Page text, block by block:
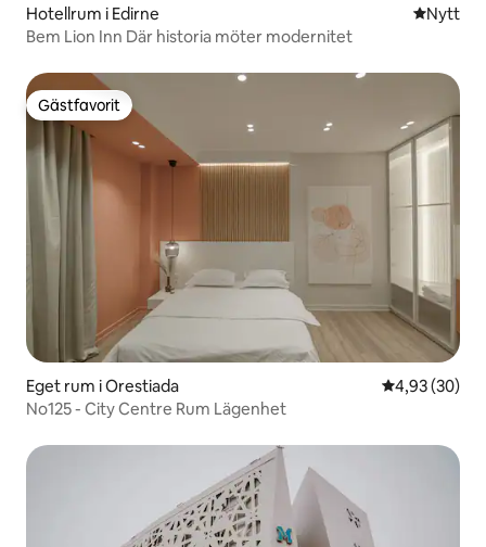
Hotellrum i Edirne NyttNytt
Bem Lion Inn Där historia möter modernitet
Gästfavorit
Gästfavorit
Eget rum i Orestiada 4,93 av 5 i
4,93 (30)
No125 - City Centre Rum Lägenhet